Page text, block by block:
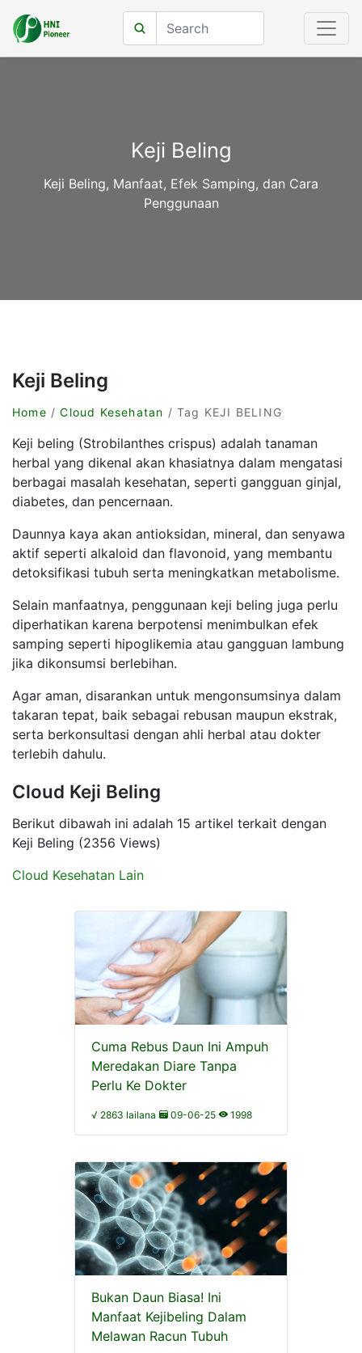
Keji Beling
Keji Beling, Manfaat, Efek Samping, dan Cara
Penggunaan
Keji Beling
Home /Cloud Kesehatan / Tag KEJI BELING
Keji beling (Strobilanthes crispus) adalah tanaman
herbal yang dikenal akan khasiatnya dalam mengatasi
berbagai masalah kesehatan, seperti gangguan ginjal,
diabetes, dan pencernaan.
Daunnya kaya akan antioksidan, mineral, dan senyawa
aktif seperti alkaloid dan flavonoid, yang membantu
detoksifikasi tubuh serta meningkatkan metabolisme.
Selain manfaatnya, penggunaan keji beling juga perlu
diperhatikan karena berpotensi menimbulkan efek
samping seperti hipoglikemia atau gangguan lambung
jika dikonsumsi berlebihan.
Agar aman, disarankan untuk mengonsumsinya dalam
takaran tepat, baik sebagai rebusan maupun ekstrak,
serta berkonsultasi dengan ahli herbal atau dokter
terlebih dahulu.
Cloud Keji Beling
Berikut dibawah ini adalah 15 artikel terkait dengan
Keji Beling (2356 Views)
Cloud Kesehatan Lain
Cuma Rebus Daun Ini Ampuh
Meredakan Diare Tanpa
Perlu Ke Dokter
√ 2863 lailana 09-06-25 1998
Bukan Daun Biasa! Ini
Manfaat Kejibeling Dalam
Melawan Racun Tubuh